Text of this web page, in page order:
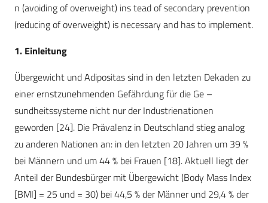
n (avoiding of overweight) ins tead of secondary prevention
(reducing of overweight) is necessary and has to implement.
1. Einleitung
Übergewicht und Adipositas sind in den letzten Dekaden zu
einer ernstzunehmenden Gefährdung für die Ge –
sundheitssysteme nicht nur der Industrienationen
geworden [24]. Die Prävalenz in Deutschland stieg analog
zu anderen Nationen an: in den letzten 20 Jahren um 39 %
bei Männern und um 44 % bei Frauen [18]. Aktuell liegt der
Anteil der Bundesbürger mit Übergewicht (Body Mass Index
[BMI] = 25 und = 30) bei 44,5 % der Männer und 29,4 % der